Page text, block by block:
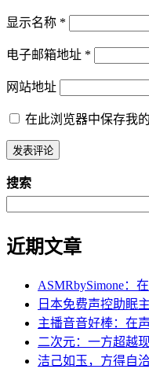
显示名称 *
电子邮箱地址 *
网站地址
在此浏览器中保存我
搜索
近期文章
ASMRbySimone：
日本免费声控助眠
主播音音好棒：在
二次元：一方超越
洁己如玉，方得自